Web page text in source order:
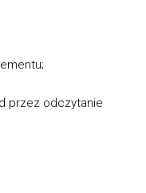
przez odczytanie